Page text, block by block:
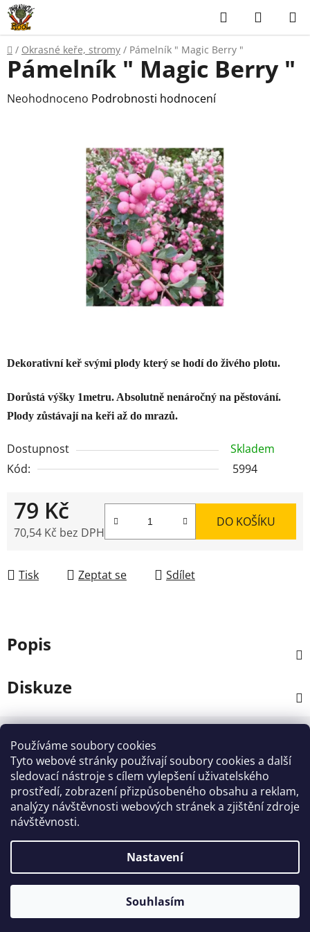
Používáme soubory cookies
Tyto webové stránky používají soubory cookies a další
sledovací nástroje s cílem vylepšení uživatelského
prostředí, zobrazení přizpůsobeného obsahu a reklam,
analýzy návštěvnosti webových stránek a zjištění zdroje
návštěvnosti.
Nastavení
Souhlasím
Přejít
na
obsah
Hledat
KOŠÍK
Domů
/ Okrasné keře, stromy / Pámelník " Magic Berry "
Dekorativní keř svými plody který se hodí do živého plotu.
Dorůstá výšky 1metru. Absolutně nenáročný na pěstování.
Plody zůstávají na keři až do mrazů.
Dostupnost
Skladem
Kód:
5994
79 Kč
70,54 Kč bez DPH
DO KOŠÍKU
Tisk Zeptat se Sdílet
Pámelník " Magic Berry "
Průměrné
Neohodnoceno Podrobnosti hodnocení
Popis
Diskuze
Z
Kontakt
info@zahradnictvi-rool.cz
+420728 841700
Vytvořil Shoptet
ZAHRADNICTVI - ROOL
práva vyhrazena.